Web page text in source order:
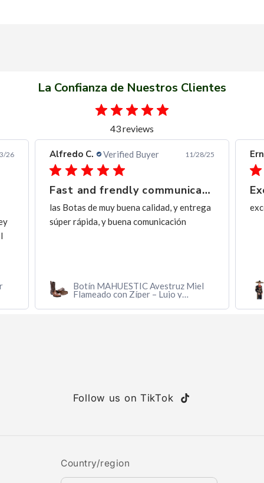
La Confianza de Nuestros Clientes
43 reviews
26 Alfredo C. Verified Buyer 11/28/25
Fast and frendly communication
las Botas de muy buena calidad, y entrega
súper rápida, y buena comunicación
Botín MAHUESTIC Avestruz Miel
Flameado con Zíper – Lujo y
Follow us on TikTok
TikTok
Country/region